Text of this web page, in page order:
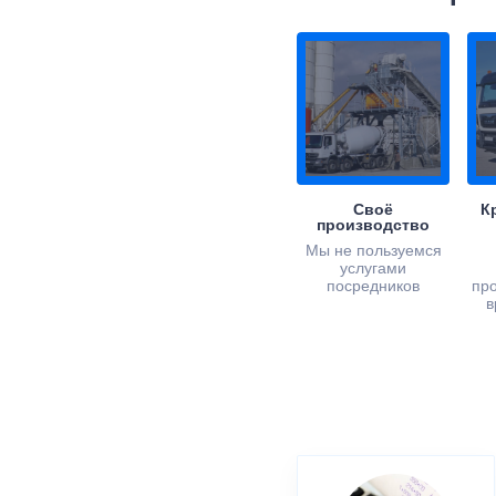
Своё
производство
Мы не пользуемся
услугами
посредников